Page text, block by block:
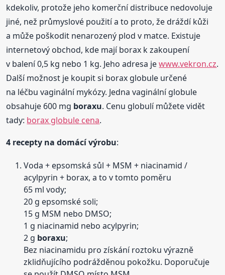
kdekoliv, protože jeho komerční distribuce nedovoluje
jiné, než průmyslové použití a to proto, že dráždí kůži
a může poškodit nenarozený plod v matce. Existuje
internetový obchod, kde mají borax k zakoupení
v balení 0,5 kg nebo 1 kg. Jeho adresa jewww.vekron.cz.
Další možnost je koupit si borax globule určené
na léčbu vaginální mykózy. Jedna vaginální globule
obsahuje 600 mg boraxu. Cenu globulí můžete vidět
tady: borax globule cena.
4 recepty na domácí výrobu:
Voda + epsomská sůl + MSM + niacinamid /
acylpyrin + borax, a to v tomto poměru
65 ml vody;
20 g epsomské soli;
15 g MSM nebo DMSO;
1 g niacinamid nebo acylpyrin;
2 g boraxu;
Bez niacinamidu pro získání roztoku výrazně
zklidňujícího podrážděnou pokožku. Doporučuje